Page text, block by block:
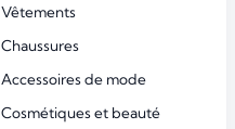
Vêtements
Chaussures
Accessoires de mode
Cosmétiques et beauté